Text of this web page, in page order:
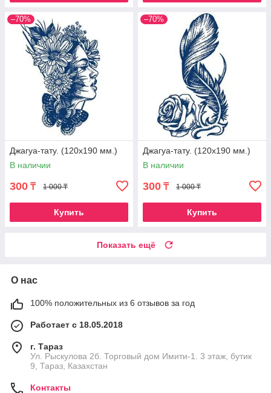
–70%
Джагуа-тату. (120х190 мм.)
В наличии
300 ₸ 1 000 ₸
Купить
–70%
Джагуа-тату. (120х190 мм.)
В наличии
300 ₸ 1 000 ₸
Купить
Показать ещё
О нас
100% положительных из 6 отзывов за год
Работает с 18.05.2018
г. Тараз
Ул. Рыскулова 2б. Торговый дом Имити-1. 3 этаж, бутик
9, Тараз, Казахстан
Контакты